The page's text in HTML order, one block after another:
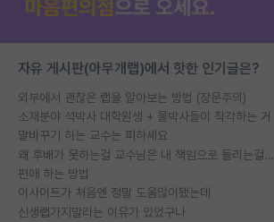
자유 게시판(아무개랩)에서 핫한 인기글은?
외부에서 괜찮은 랩을 알아보는 방법 (장문주의)
소재분야 석박사 대학원생 + 물박사들이 착각하는 거
말바꾸기 하는 교수는 피하세요
왜 후배가 못하는걸 교수님은 내 책임으로 돌리는걸까요?
편애 하는 방법
이사이트가 처음엔 정말 도움많이됐는데
신생랩가지말라는 이유가 있었구나